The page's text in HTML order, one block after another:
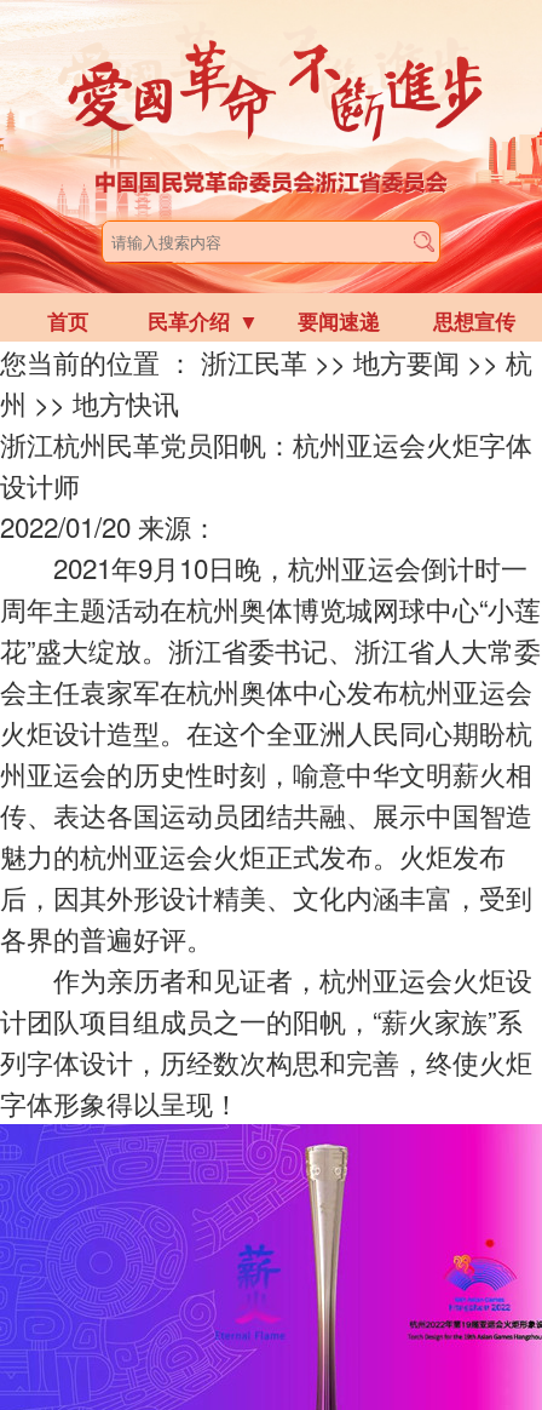
首页 民革介绍 ▼ 要闻速递 思想宣传
您当前的位置 ： 浙江民革 >> 地方要闻 >> 杭
州 >> 地方快讯
浙江杭州民革党员阳帆：杭州亚运会火炬字体
设计师
2022/01/20 来源：
2021年9月10日晚，杭州亚运会倒计时一
周年主题活动在杭州奥体博览城网球中心“小莲
花”盛大绽放。浙江省委书记、浙江省人大常委
会主任袁家军在杭州奥体中心发布杭州亚运会
火炬设计造型。在这个全亚洲人民同心期盼杭
州亚运会的历史性时刻，喻意中华文明薪火相
传、表达各国运动员团结共融、展示中国智造
魅力的杭州亚运会火炬正式发布。火炬发布
后，因其外形设计精美、文化内涵丰富，受到
各界的普遍好评。
作为亲历者和见证者，杭州亚运会火炬设
计团队项目组成员之一的阳帆，“薪火家族”系
列字体设计，历经数次构思和完善，终使火炬
字体形象得以呈现！